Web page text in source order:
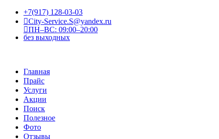
+7(917) 128-03-03
City-Service.S@yandex.ru
ПН–ВС: 09:00–20:00
без выходных
Главная
Прайс
Услуги
Акции
Поиск
Полезное
Фото
Отзывы